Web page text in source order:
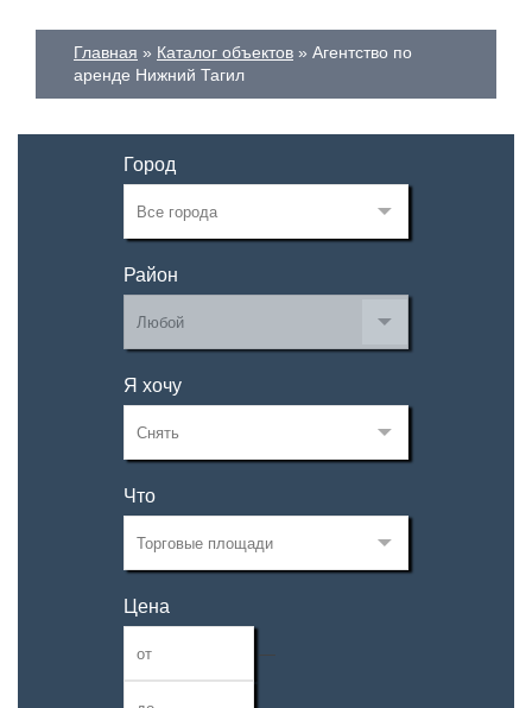
Главная Каталог объектов
Агентство по
аренде Нижний Тагил
Город
Район
Я хочу
Что
Цена
—